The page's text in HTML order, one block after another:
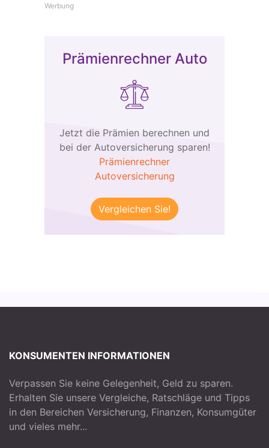
Werbung
Prämienrechner Auto
Jetzt die Prämien berechnen und
bei der Autoversicherung sparen!
Prämienrechner
Autoversicherung
Vergleichen Sie!
KONSUMENTEN INFORMATIONEN
Verpassen Sie keine Gelegenheit, Geld zu sparen.
Erhalten Sie unsere Vergleiche, Ratschläge und Tipps
in den Bereichen Versicherung, Finanzen, Konsumgüter
und vieles mehr...